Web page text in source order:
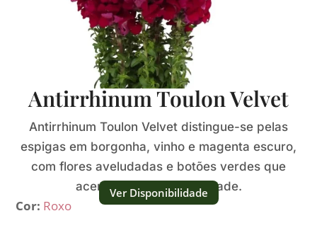
Antirrhinum Toulon Velvet
Antirrhinum Toulon Velvet distingue-se pelas
espigas em borgonha, vinho e magenta escuro,
com flores aveludadas e botões verdes que
acentuam a sua intensidade.
Cor: Roxo
Ver Disponibilidade